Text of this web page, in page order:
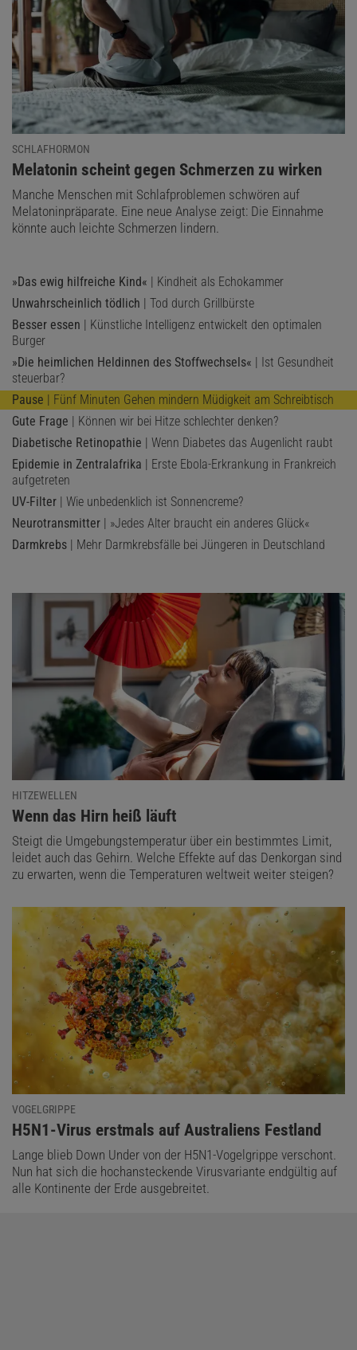
SCHLAFHORMON
:
Melatonin scheint gegen Schmerzen zu wirken
Manche Menschen mit Schlafproblemen schwören auf
Melatoninpräparate. Eine neue Analyse zeigt: Die Einnahme
könnte auch leichte Schmerzen lindern.
»Das ewig hilfreiche Kind« | Kindheit als Echokammer
Unwahrscheinlich tödlich | Tod durch Grillbürste
Besser essen | Künstliche Intelligenz entwickelt den optimalen
Burger
»Die heimlichen Heldinnen des Stoffwechsels« | Ist Gesundheit
steuerbar?
Pause | Fünf Minuten Gehen mindern Müdigkeit am Schreibtisch
Gute Frage | Können wir bei Hitze schlechter denken?
Diabetische Retinopathie | Wenn Diabetes das Augenlicht raubt
Epidemie in Zentralafrika | Erste Ebola-Erkrankung in Frankreich
aufgetreten
UV-Filter | Wie unbedenklich ist Sonnencreme?
Neurotransmitter | »Jedes Alter braucht ein anderes Glück«
Darmkrebs | Mehr Darmkrebsfälle bei Jüngeren in Deutschland
HITZEWELLEN
:
Wenn das Hirn heiß läuft
Steigt die Umgebungstemperatur über ein bestimmtes Limit,
leidet auch das Gehirn. Welche Effekte auf das Denkorgan sind
zu erwarten, wenn die Temperaturen weltweit weiter steigen?
VOGELGRIPPE
:
H5N1-Virus erstmals auf Australiens Festland
Lange blieb Down Under von der H5N1-Vogelgrippe verschont.
Nun hat sich die hochansteckende Virusvariante endgültig auf
alle Kontinente der Erde ausgebreitet.